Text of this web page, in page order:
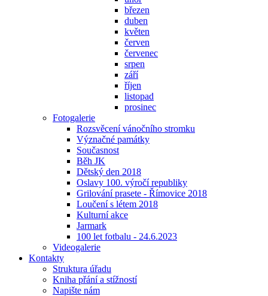
březen
duben
květen
červen
červenec
srpen
září
říjen
listopad
prosinec
Fotogalerie
Rozsvěcení vánočního stromku
Význačné památky
Současnost
Běh JK
Dětský den 2018
Oslavy 100. výročí republiky
Grilování prasete - Římovice 2018
Loučení s létem 2018
Kulturní akce
Jarmark
100 let fotbalu - 24.6.2023
Videogalerie
Kontakty
Struktura úřadu
Kniha přání a stížností
Napište nám